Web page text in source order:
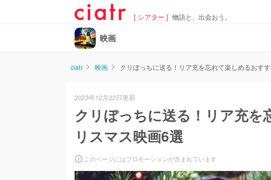
[ シアター ] 物語と、出会おう。
映画
ciatr 映画 クリぼっちに送る！リア充を忘れて楽しめるおす
2023年12月22日更新
クリぼっちに送る！リア充を
リスマス映画6選
このページにはプロモーションが含まれています